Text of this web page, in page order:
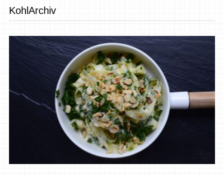
KohlArchiv